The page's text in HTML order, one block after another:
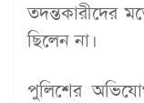
তদন্তকারীদের
ছিলেন না।
পুলিশের